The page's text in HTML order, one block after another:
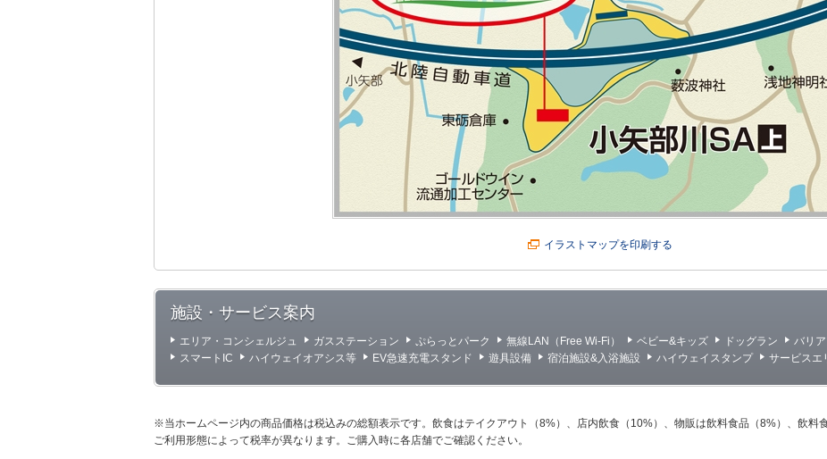
イラストマップを印刷する
施設・サービス案内
エリア・コンシェルジュ ガスステーション ぷらっとパーク 無線LAN（Free Wi-Fi） ベビー&キッズ ドッグラン バリ
スマートIC
ハイウェイオアシス等 EV急速充電スタンド 遊具設備 宿泊施設&入浴施設 ハイウェイスタンプ サービスエ
※当ホームページ内の商品価格は税込みの総額表示です。飲食はテイクアウト（8%）、店内飲食（10%）、物販は飲料食品（8%）、飲料
ご利用形態によって税率が異なります。ご購入時に各店舗でご確認ください。